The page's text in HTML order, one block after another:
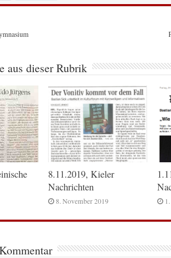
aus dieser Rubrik
8.11.2019, Kieler
Nachrichten
8. November 2019